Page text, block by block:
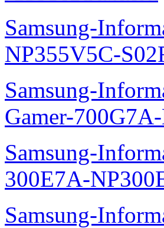
Samsung-
NP355V5C-
Samsung-
Gamer-
Samsung-
300E7A-
Samsung-